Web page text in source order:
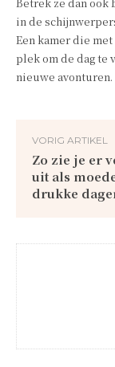
in de
Een kamer die
plek om de dag te
nieuwe avonturen.
VORIG ARTIKEL
Zo zie je er
uit als
drukke